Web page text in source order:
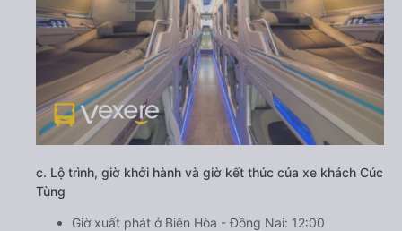
c. Lộ trình, giờ khởi hành và giờ kết thúc của xe khách Cúc
Tùng
Giờ xuất phát ở Biên Hòa - Đồng Nai: 12:00